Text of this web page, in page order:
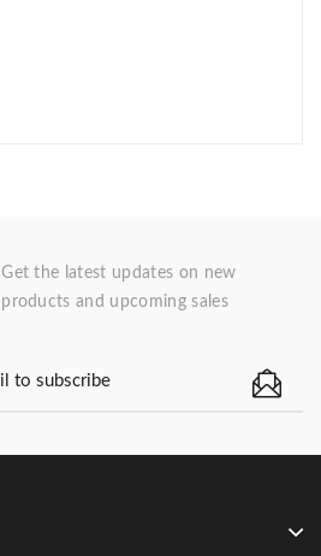
Get the latest updates on new
products and upcoming sales